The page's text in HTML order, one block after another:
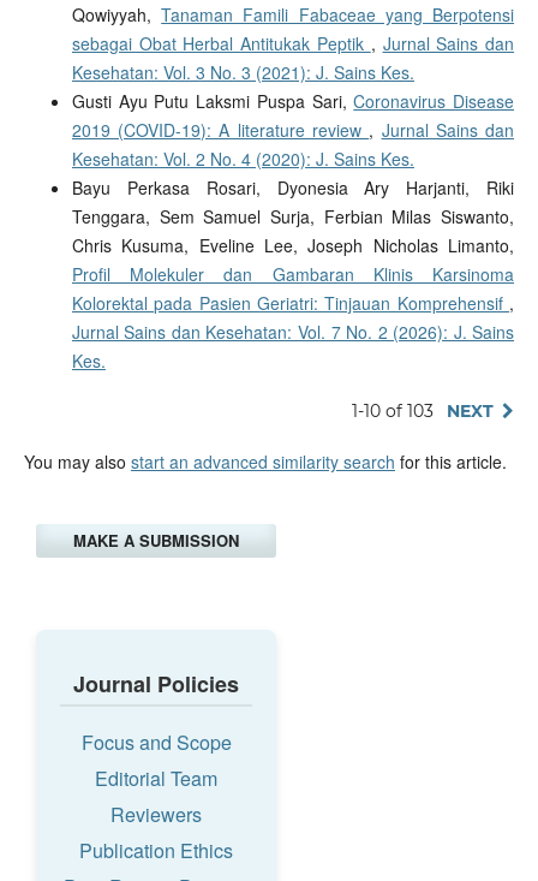
Qowiyyah,Tanaman Famili Fabaceae yang Berpotensi
sebagai Obat Herbal Antitukak Peptik , Jurnal Sains dan
Kesehatan: Vol. 3 No. 3 (2021): J. Sains Kes.
Gusti Ayu Putu Laksmi Puspa Sari,Coronavirus Disease
2019 (COVID-19): A literature review , Jurnal Sains dan
Kesehatan: Vol. 2 No. 4 (2020): J. Sains Kes.
Bayu Perkasa Rosari, Dyonesia Ary Harjanti, Riki
Tenggara, Sem Samuel Surja, Ferbian Milas Siswanto,
Chris Kusuma, Eveline Lee, Joseph Nicholas Limanto,
Profil Molekuler dan Gambaran Klinis Karsinoma
Kolorektal pada Pasien Geriatri: Tinjauan Komprehensif ,
Jurnal Sains dan Kesehatan: Vol. 7 No. 2 (2026): J. Sains
Kes.
1-10 of 103 NEXT
You may also start an advanced similarity search for this article.
MAKE A SUBMISSION
Journal Policies
Focus and Scope
Editorial Team
Reviewers
Publication Ethics